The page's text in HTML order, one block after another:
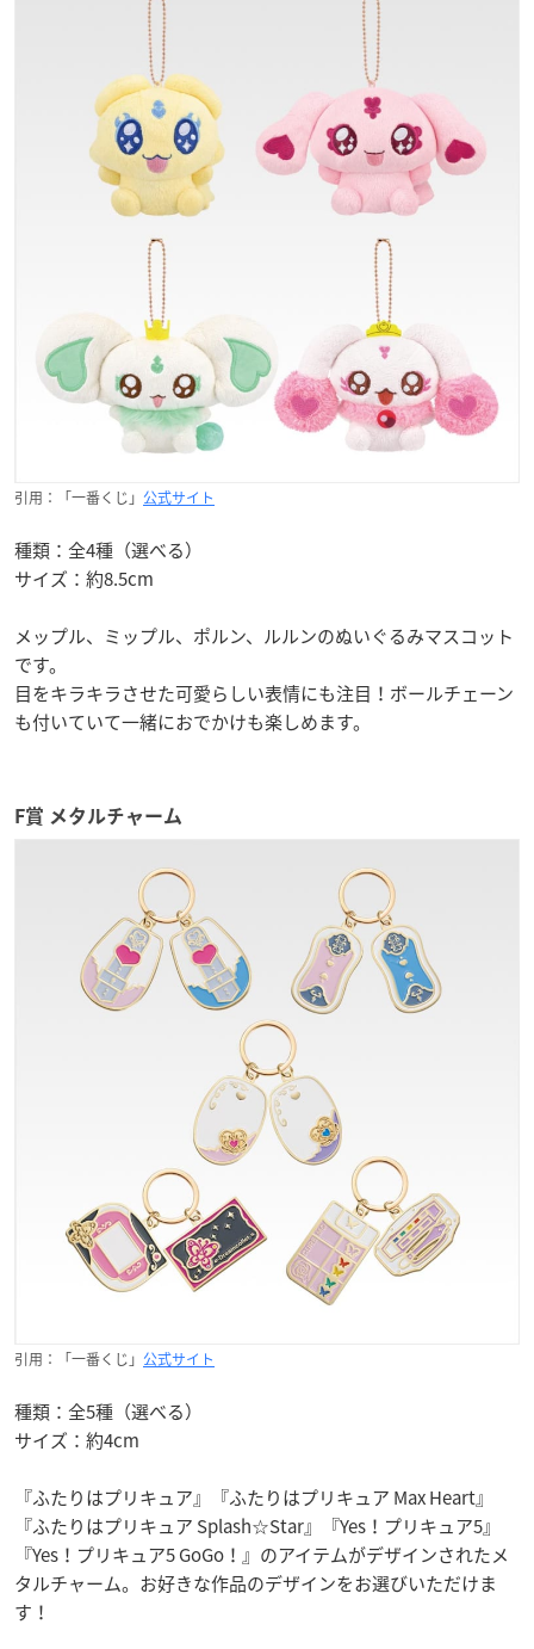
引用：「一番くじ」 公式サイト
種類：全4種（選べる）
サイズ：約8.5cm
メップル、ミップル、ポルン、ルルンのぬいぐるみマスコット
です。
目をキラキラさせた可愛らしい表情にも注目！ボールチェーン
も付いていて一緒におでかけも楽しめます。
F賞 メタルチャーム
引用：「一番くじ」 公式サイト
種類：全5種（選べる）
サイズ：約4cm
『ふたりはプリキュア』『ふたりはプリキュア Max Heart』
『ふたりはプリキュア Splash☆Star』『Yes！プリキュア5』
『Yes！プリキュア5 GoGo！』のアイテムがデザインされたメ
タルチャーム。お好きな作品のデザインをお選びいただけま
す！